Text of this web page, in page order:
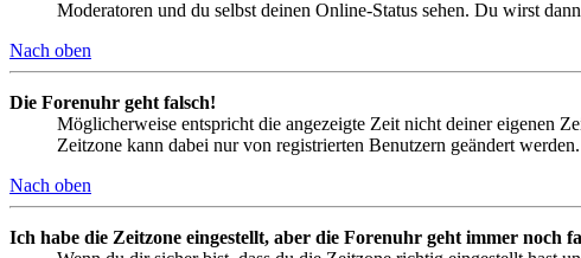
Moderatoren und du selbst deinen Online-Status sehen. Du wirst
Nach oben
Die Forenuhr geht falsch!
Möglicherweise entspricht die angezeigte Zeit nicht deiner eigenen
Zeitzone kann dabei nur von registrierten Benutzern geändert
Nach oben
Ich habe die Zeitzone eingestellt, aber die Forenuhr geht immer noch